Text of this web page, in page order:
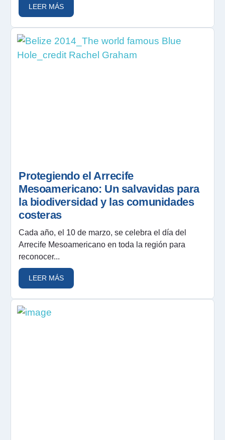
LEER MÁS
Protegiendo el Arrecife
Mesoamericano: Un salvavidas para
la biodiversidad y las comunidades
costeras
Cada año, el 10 de marzo, se celebra el día del
Arrecife Mesoamericano en toda la región para
reconocer...
LEER MÁS